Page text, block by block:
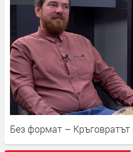
Без формат – Кръговратът